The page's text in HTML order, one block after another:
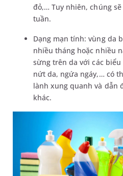
đỏ,… Tuy nhiên, chúng
tuần.
Dạng mạn tính: vùng da
nhiều tháng hoặc nhiều
sừng trên da với các
nứt da, ngứa ngáy,… có
lành xung quanh và dẫn
khác.